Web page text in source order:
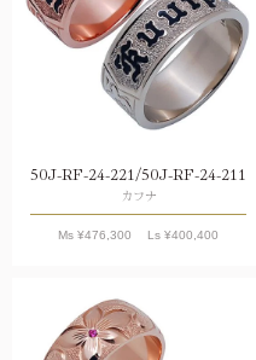
50J-RF-24-221/50J-RF-24-211
カフナ
Ms ¥476,300 Ls ¥400,400